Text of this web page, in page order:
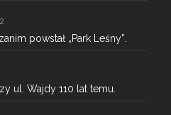
powstał „Park Leśny”.
ul. Wajdy 110 lat temu.